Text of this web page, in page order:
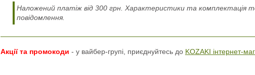
Наложений платіж від 300 грн. Характеристики та комплектація
повідомлення.
Акції та промокоди - у вайбер-групі, приєднуйтесь до KOZAKI інтернет-